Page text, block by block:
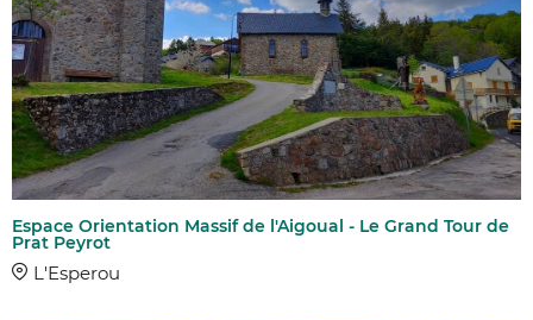
Espace Orientation Massif de l'Aigoual - Le Grand Tour de
Prat Peyrot
L'Esperou